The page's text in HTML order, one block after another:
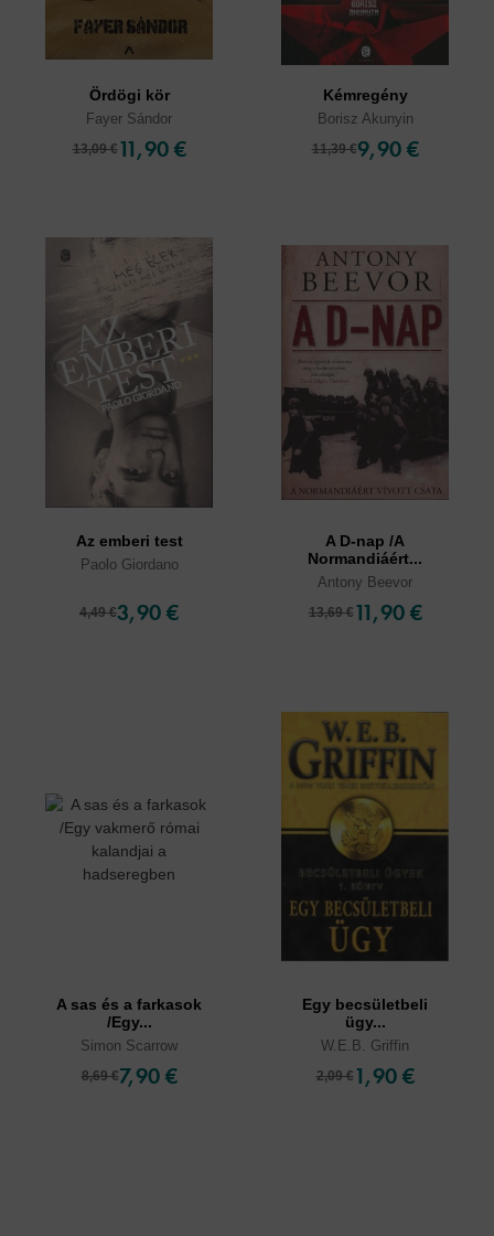
Ördögi kör
Fayer Sándor
13,09 € 11,90 €
Kémregény
Borisz Akunyin
11,39 €9,90 €
Az emberi test
Paolo Giordano
4,49 €3,90 €
A D-nap /A
Normandiáért...
Antony Beevor
13,69 € 11,90 €
A sas és a farkasok
/Egy...
Simon Scarrow
8,69 €7,90 €
Egy becsületbeli
ügy...
W.E.B. Griffin
2,09 € 1,90 €